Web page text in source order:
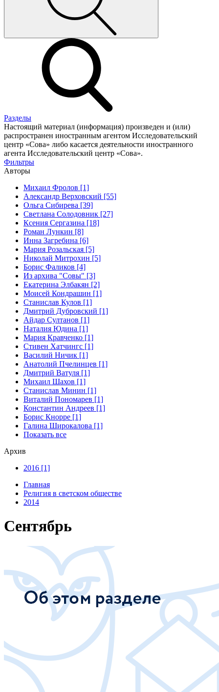
Разделы
Настоящий материал (информация) произведен и (или)
распространен иностранным агентом Исследовательский
центр «Сова» либо касается деятельности иностранного
агента Исследовательский центр «Сова».
Фильтры
Авторы
Михаил Фролов [1]
Александр Верховский [55]
Ольга Сибирева [39]
Светлана Солодовник [27]
Ксения Сергазина [18]
Роман Лункин [8]
Инна Загребина [6]
Мария Розальская [5]
Николай Митрохин [5]
Борис Фаликов [4]
Из архива "Совы" [3]
Екатерина Элбакян [2]
Моисей Кондрашин [1]
Станислав Кулов [1]
Дмитрий Дубровский [1]
Айдар Султанов [1]
Наталия Юдина [1]
Мария Кравченко [1]
Стивен Хатчингс [1]
Василий Ничик [1]
Анатолий Пчелинцев [1]
Дмитрий Ватуля [1]
Михаил Шахов [1]
Станислав Минин [1]
Виталий Пономарев [1]
Константин Андреев [1]
Борис Кнорре [1]
Галина Широкалова [1]
Показать все
Архив
2016 [1]
Главная
Религия в светском обществе
2014
Сентябрь